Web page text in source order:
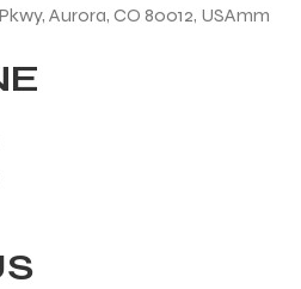
Aurora, CO 80012, USAmm